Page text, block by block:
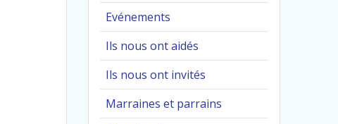
Evénements
Ils nous ont aidés
Ils nous ont invités
Marraines et parrains